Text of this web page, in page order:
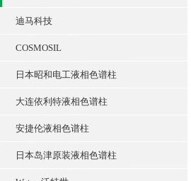
迪马科技
COSMOSIL
日本昭和电工液相色谱柱
大连依利特液相色谱柱
安捷伦液相色谱柱
日本岛津原装液相色谱柱